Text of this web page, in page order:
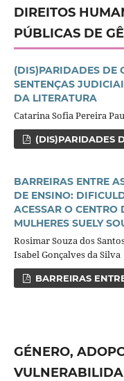
DIREITOS
PÚBLICAS DE
(DIS)PARIDADES DE
SENTENÇAS
DA LITERATURA
Catarina Sofia Pereira
(DIS)PARIDADES
BARREIRAS ENTRE
DE ENSINO:
ACESSAR O CENTRO
MULHERES SUELY
Rosimar Souza dos
Isabel Gonçalves da Silva
BARREIRAS
GÉNERO,